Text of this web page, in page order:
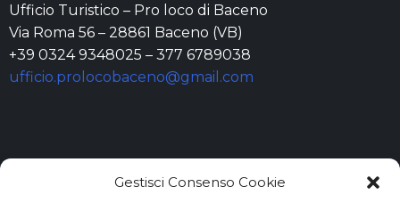
Gestisci Consenso Cookie
Ufficio Turistico – Pro loco di Baceno
Via Roma 56 – 28861 Baceno (VB)
+39 0324 9348025 – 377 6789038
ufficio.prolocobaceno@gmail.com